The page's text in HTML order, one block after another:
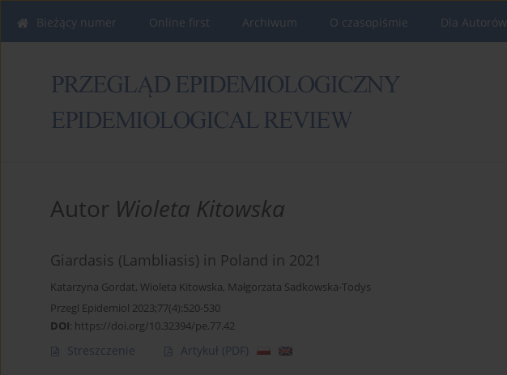
Bieżący numer Online first Archiwum O czasopiśmie Dla Autorów
Autor Wioleta Kitowska
Giardasis (Lambliasis) in Poland in 2021
Katarzyna Gordat, Wioleta Kitowska, Małgorzata Sadkowska-Todys
Przegl Epidemiol 2023;77(4):520-530
DOI: https://doi.org/10.32394/pe.77.42
Streszczenie Artykuł (PDF)